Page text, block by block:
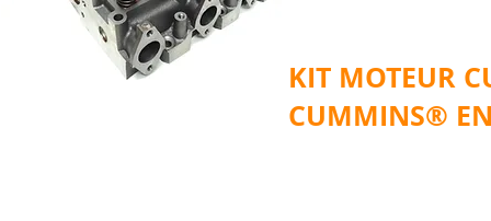
KIT MOTEUR
CUMMINS®